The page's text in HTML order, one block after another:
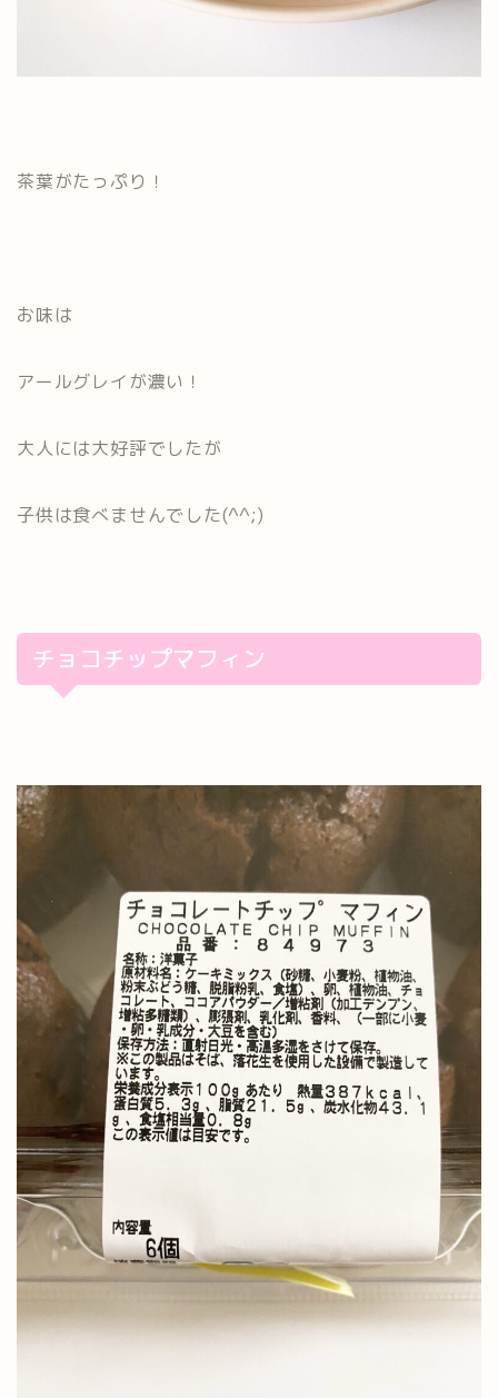
茶葉がたっぷり！
お味は
アールグレイが濃い！
大人には大好評でしたが
子供は食べませんでした(^^;)
チョコチップマフィン